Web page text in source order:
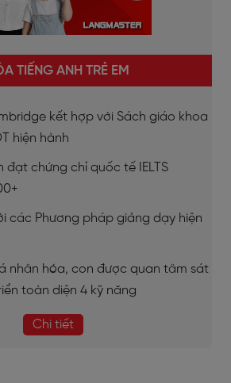
TIẾNG ANH TRẺ EM
kết hợp với Sách giáo khoa
hiện hành
đạt chứng chỉ quốc tế IELTS
các Phương pháp giảng dạy hiện
nhân hóa, con được quan tâm sát
toàn diện 4 kỹ năng
Chi tiết